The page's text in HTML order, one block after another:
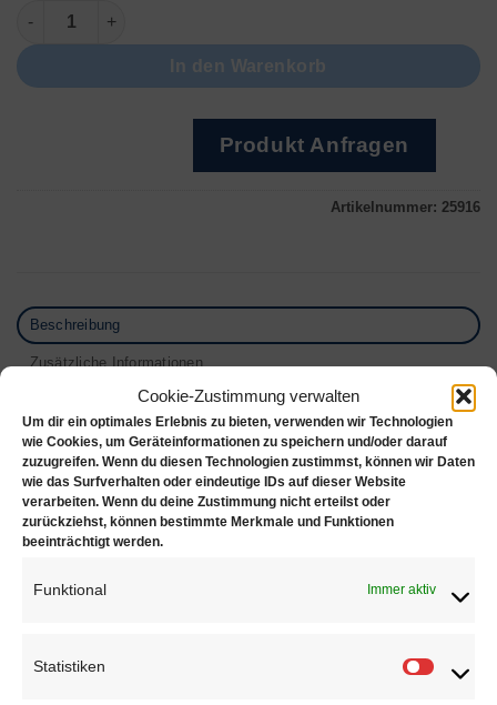
Cookie-Zustimmung verwalten
Um dir ein optimales Erlebnis zu bieten, verwenden wir Technologien
wie Cookies, um Geräteinformationen zu speichern und/oder darauf
zuzugreifen. Wenn du diesen Technologien zustimmst, können wir Daten
wie das Surfverhalten oder eindeutige IDs auf dieser Website
verarbeiten. Wenn du deine Zustimmung nicht erteilst oder
zurückziehst, können bestimmte Merkmale und Funktionen
beeinträchtigt werden.
Funktional Immer aktiv
Statistiken
Collier + Ketten 6680 Menge
In den Warenkorb
Produkt Anfragen
Artikelnummer: 25916
Beschreibung
Zusätzliche Informationen
Rezensionen (0)
Maße:
Höhe: 335 mm
Breite: 240 mm